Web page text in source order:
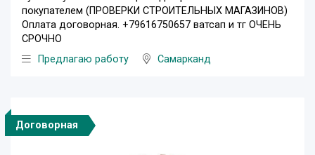
покупателем (ПРОВЕРКИ СТРОИТЕЛЬНЫХ МАГАЗИНОВ)
Оплата договорная. +79616750657 ватсап и тг ОЧЕНЬ
СРОЧНО
Предлагаю работу
Самарканд
Договорная